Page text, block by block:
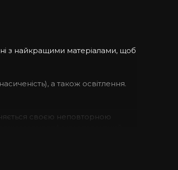
з найкращими матеріалами, щоб
а також освітлення.
своєю неповторною
покриттям. Ця шкіра відмінно